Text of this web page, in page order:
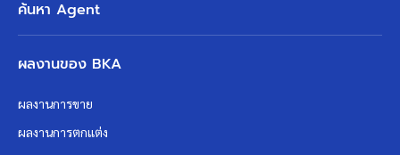
ค้นหา Agent
ผลงานของ BKA
ผลงานการขาย
ผลงานการตกแต่ง